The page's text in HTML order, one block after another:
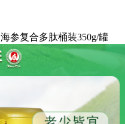
海参复合多肽桶装350g/罐